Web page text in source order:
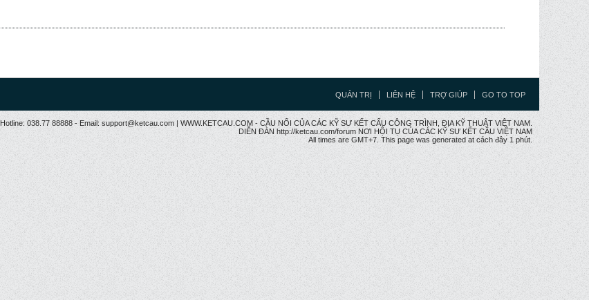
QUẢN TRỊ LIÊN HỆ TRỢ GIÚP GO TO TOP
Hotline: 038.77 88888 - Email: support@ketcau.com | WWW.KETCAU.COM - CẦU NỐI CỦA CÁC KỸ SƯ KẾT CẤU CÔNG TRÌNH, ĐỊA KỸ THUẬT VIỆT NAM.
DIỄN ĐÀN http://ketcau.com/forum NƠI HỘI TỤ CỦA CÁC KỸ SƯ KẾT CÂU VIỆT NAM
All times are GMT+7. This page was generated at cách đây 1 phút.